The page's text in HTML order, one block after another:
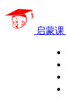
启蒙课